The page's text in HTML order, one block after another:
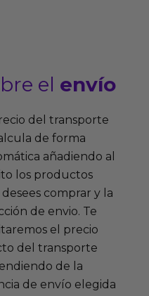
el envío
del transporte
de forma
añadiendo al
los productos
comprar y la
de envio. Te
el precio
del transporte
de la
de envío elegida